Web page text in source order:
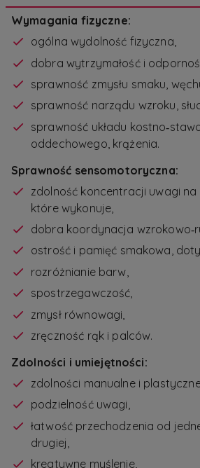
Wymagania fizyczne:
ogólna wydolność fizyczna,
dobra wytrzymałość i
sprawność zmysłu smaku,
sprawność narządu wzroku,
sprawność układu
oddechowego, krążenia.
Sprawność sensomotoryczna:
zdolność koncentracji uwagi na
które wykonuje,
dobra koordynacja
ostrość i pamięć smakowa,
rozróżnianie barw,
spostrzegawczość,
zmysł równowagi,
zręczność rąk i palców.
Zdolności i umiejętności:
zdolności manualne i
podzielność uwagi,
łatwość przechodzenia od
drugiej,
kreatywne myślenie,